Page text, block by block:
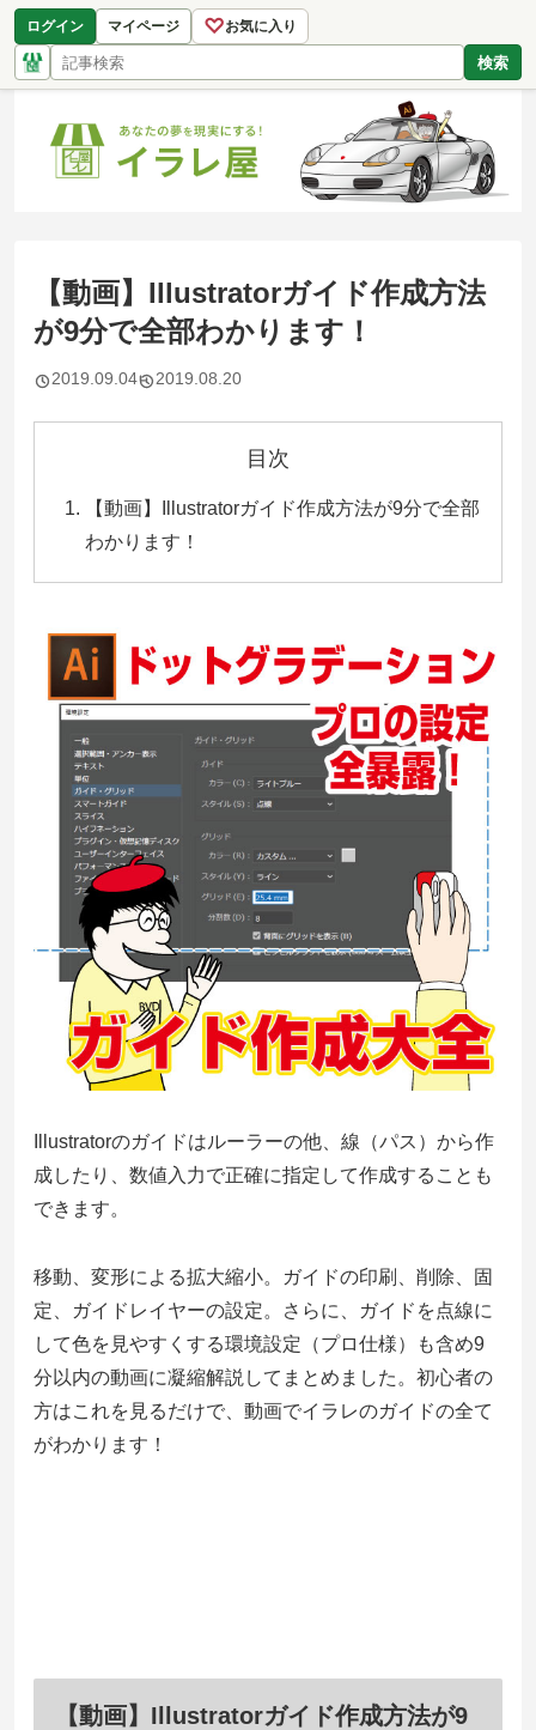
ログイン マイページ ♡お気に入り
検索
【動画】Illustratorガイド作成方法
が9分で全部わかります！
2019.09.04 2019.08.20
目次
【動画】Illustratorガイド作成方法が9分で全部
わかります！
Illustratorのガイドはルーラーの他、線（パス）から作
成したり、数値入力で正確に指定して作成することも
できます。
移動、変形による拡大縮小。ガイドの印刷、削除、固
定、ガイドレイヤーの設定。さらに、ガイドを点線に
して色を見やすくする環境設定（プロ仕様）も含め9
分以内の動画に凝縮解説してまとめました。初心者の
方はこれを見るだけで、動画でイラレのガイドの全て
がわかります！
【動画】Illustratorガイド作成方法が9